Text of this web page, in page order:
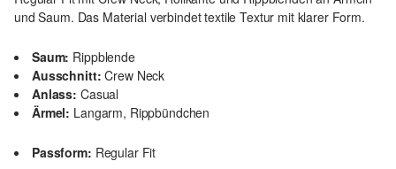
und Saum. Das Material verbindet textile Textur mit klarer Form.
Saum: Rippblende
Ausschnitt: Crew Neck
Anlass: Casual
Ärmel: Langarm, Rippbündchen
Passform: Regular Fit